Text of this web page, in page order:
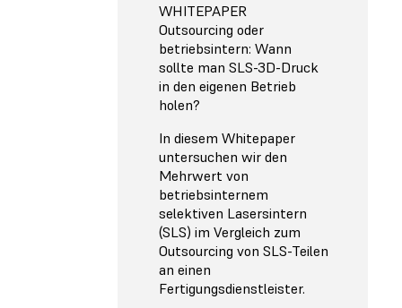
WHITEPAPER
Outsourcing oder
betriebsintern: Wann
sollte man SLS-3D-Druck
in den eigenen Betrieb
holen?
In diesem Whitepaper
untersuchen wir den
Mehrwert von
betriebsinternem
selektiven Lasersintern
(SLS) im Vergleich zum
Outsourcing von SLS-Teilen
an einen
Fertigungsdienstleister.